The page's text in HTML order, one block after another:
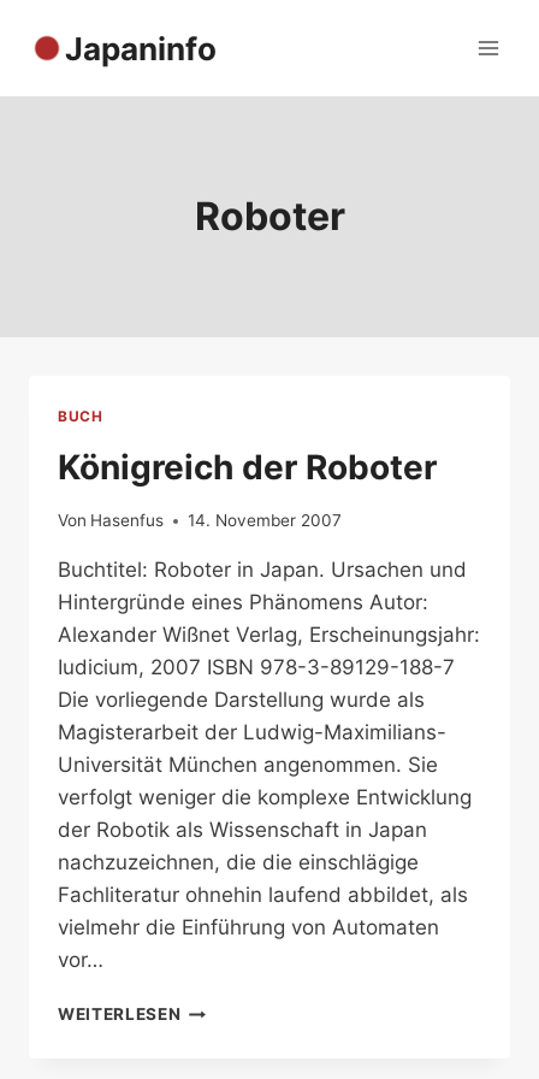
Inhalt
Japaninfo
Roboter
BUCH
Königreich der Roboter
Von Hasenfus 14. November 2007
Buchtitel: Roboter in Japan. Ursachen und
Hintergründe eines Phänomens Autor:
Alexander Wißnet Verlag, Erscheinungsjahr:
Iudicium, 2007 ISBN 978-3-89129-188-7
Die vorliegende Darstellung wurde als
Magisterarbeit der Ludwig-Maximilians-
Universität München angenommen. Sie
verfolgt weniger die komplexe Entwicklung
der Robotik als Wissenschaft in Japan
nachzuzeichnen, die die einschlägige
Fachliteratur ohnehin laufend abbildet, als
vielmehr die Einführung von Automaten
vor…
WEITERLESEN KÖNIGREICH